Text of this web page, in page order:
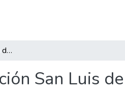
Plan de acción secretaría de Educación San Luis de Sincé Sucre 2013
San Luis